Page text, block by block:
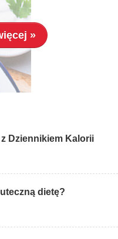
»
Dziennikiem Kalorii
dietę?